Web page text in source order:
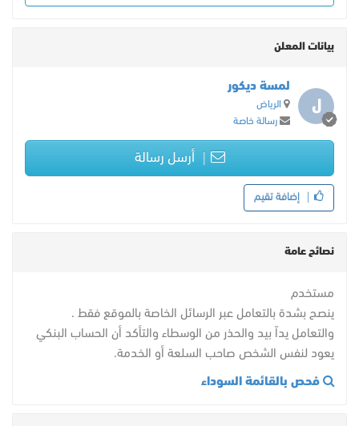
بيانات المعلن
ل
لمسة ديكور
الرياض
رسالة خاصة
أرسل رسالة
إضافة تقيم
نصائح عامة
مستخدم
ينصح بشدة بالتعامل عبر الرسائل الخاصة بالموقع فقط .
والتعامل يداً بيد والحذر من الوسطاء والتأكد أن الحساب البنكي
يعود لنفس الشخص صاحب السلعة أو الخدمة.
فحص بالقائمة السوداء